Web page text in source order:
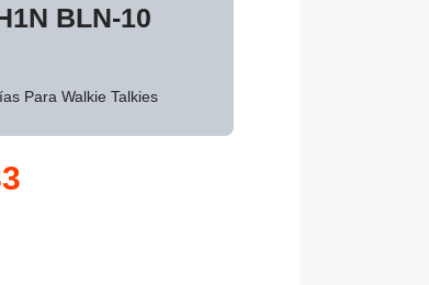
BLN-10
Para Walkie Talkies